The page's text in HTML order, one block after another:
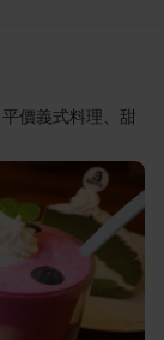
價義式料理、甜